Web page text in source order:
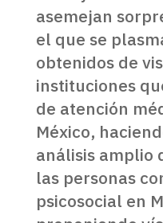
asemejan
el que se
obtenidos de
instituciones
de atención
México,
análisis amplio
las personas
psicosocial en